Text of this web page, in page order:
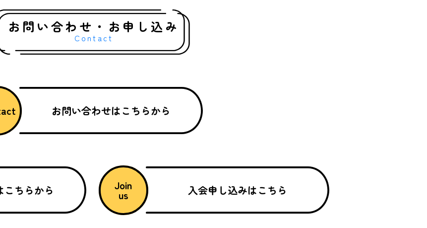
る様々なトレーニングを実施しました。普
段はやらない動…
お問い合わせ・お申し込み
Contact
お問い合わせはこちらから
ちらから Join
us 入会申し込みはこちら